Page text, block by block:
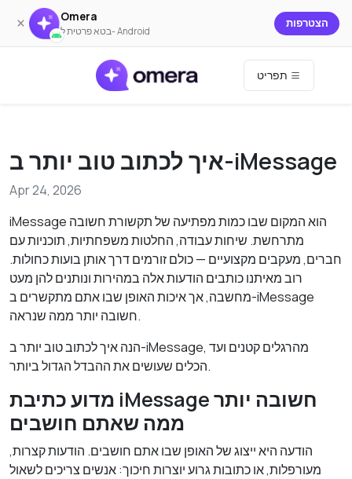
× Omera
בטא פרטית ל- Android
הצטרפות
איך לכתוב טוב יותר ב-iMessage
Apr 24, 2026
iMessage הוא המקום שבו כמות מפתיעה של תקשורת חשובה
מתרחשת. שיחות עבודה, החלטות משפחתיות, תוכניות עם
חברים, מעקבים מקצועיים — כולם זורמים דרך אותן בועות כחולות.
רוב מאיתנו כותבים הודעות אלה במהירות ונותנים להן מעט
מחשבה, אך איכות האופן שבו אתם מתקשרים ב-iMessage
חשובה יותר ממה שנראה.
הנה איך לכתוב טוב יותר ב-iMessage, מהרגלים קטנים ועד
הכלים שעושים את ההבדל הגדול ביותר.
מדוע כתיבת iMessage חשובה יותר
ממה שאתם חושבים
הודעה היא ייצוג של האופן שבו אתם חושבים. הודעות קצרות,
מעורפלות, או כתובות גרוע יוצרות חיכוך: אנשים צריכים לשאול